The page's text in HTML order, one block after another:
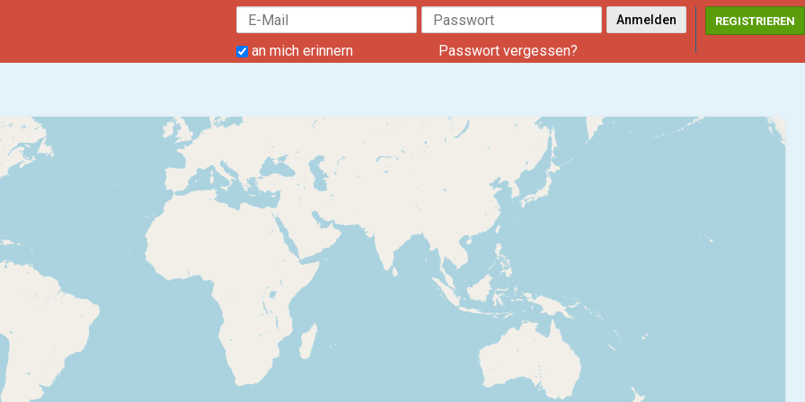
an mich erinnern Passwort vergessen?
REGISTRIEREN